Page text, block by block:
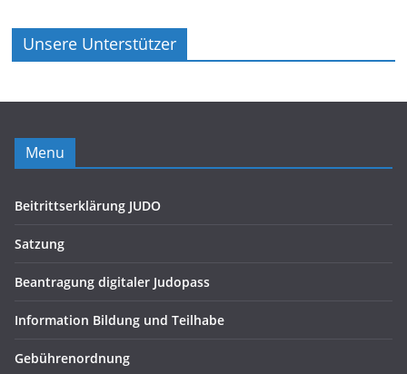
Unsere Unterstützer
Menu
Beitrittserklärung JUDO
Satzung
Beantragung digitaler Judopass
Information Bildung und Teilhabe
Gebührenordnung